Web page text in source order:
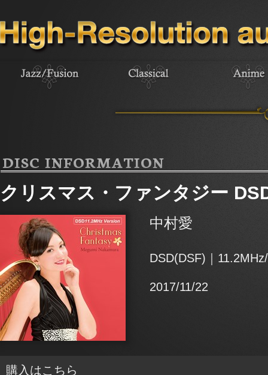
DISC INFORMATION
クリスマス・ファンタジー
中村愛
DSD(DSF)｜
2017/11/22
購入はこちら